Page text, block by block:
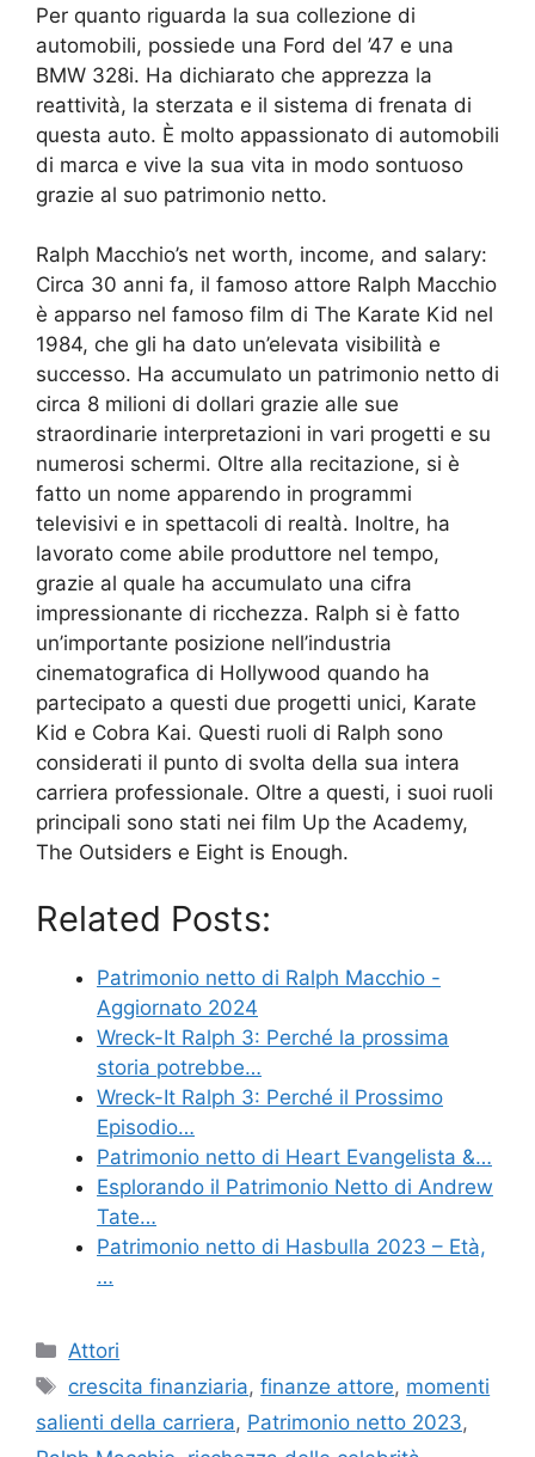
Per quanto riguarda la sua collezione di
automobili, possiede una Ford del ’47 e una
BMW 328i. Ha dichiarato che apprezza la
reattività, la sterzata e il sistema di frenata di
questa auto. È molto appassionato di automobili
di marca e vive la sua vita in modo sontuoso
grazie al suo patrimonio netto.
Ralph Macchio’s net worth, income, and salary:
Circa 30 anni fa, il famoso attore Ralph Macchio
è apparso nel famoso film di The Karate Kid nel
1984, che gli ha dato un’elevata visibilità e
successo. Ha accumulato un patrimonio netto di
circa 8 milioni di dollari grazie alle sue
straordinarie interpretazioni in vari progetti e su
numerosi schermi. Oltre alla recitazione, si è
fatto un nome apparendo in programmi
televisivi e in spettacoli di realtà. Inoltre, ha
lavorato come abile produttore nel tempo,
grazie al quale ha accumulato una cifra
impressionante di ricchezza. Ralph si è fatto
un’importante posizione nell’industria
cinematografica di Hollywood quando ha
partecipato a questi due progetti unici, Karate
Kid e Cobra Kai. Questi ruoli di Ralph sono
considerati il punto di svolta della sua intera
carriera professionale. Oltre a questi, i suoi ruoli
principali sono stati nei film Up the Academy,
The Outsiders e Eight is Enough.
Related Posts:
Patrimonio netto di Ralph Macchio -
Aggiornato 2024
Wreck-It Ralph 3: Perché la prossima
storia potrebbe…
Wreck-It Ralph 3: Perché il Prossimo
Episodio…
Patrimonio netto di Heart Evangelista &…
Esplorando il Patrimonio Netto di Andrew
Tate…
Patrimonio netto di Hasbulla 2023 – Età,
…
Categories
Attori
Tags
crescita finanziaria,finanze attore, momenti
salienti della carriera, Patrimonio netto 2023,